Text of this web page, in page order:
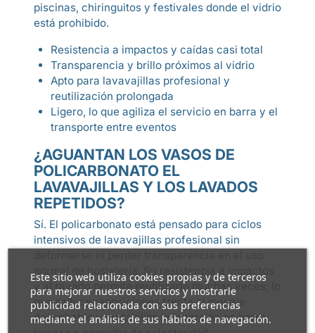
Este sitio web utiliza cookies propias y de terceros
para mejorar nuestros servicios y mostrarle
publicidad relacionada con sus preferencias
mediante el análisis de sus hábitos de navegación.
piscinas, chiringuitos y festivales donde el vidrio
está prohibido.
Resistencia a impactos y caídas casi total
Transparencia y brillo próximos al vidrio
Apto para lavavajillas profesional y
reutilización prolongada
Ligero, lo que agiliza el servicio en barra y el
transporte entre eventos
¿AGUANTAN LOS VASOS DE
POLICARBONATO EL
LAVAVAJILLAS Y LOS LAVADOS
REPETIDOS?
Sí. El policarbonato está pensado para ciclos
intensivos de lavavajillas profesional sin
normal de hostelería. Su resistencia a impactos
y al rayado permite reutilizarlo muchas veces, lo
que reduce reposiciones frente al menaje
desechable y rentabiliza la inversión en barra,